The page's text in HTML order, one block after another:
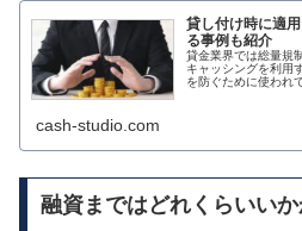
貸し付け時に適
る事例も紹介
貸金業界では総量規
キャッシングを利用
を防ぐために使われ
cash-studio.com
融資まではどれくらいい